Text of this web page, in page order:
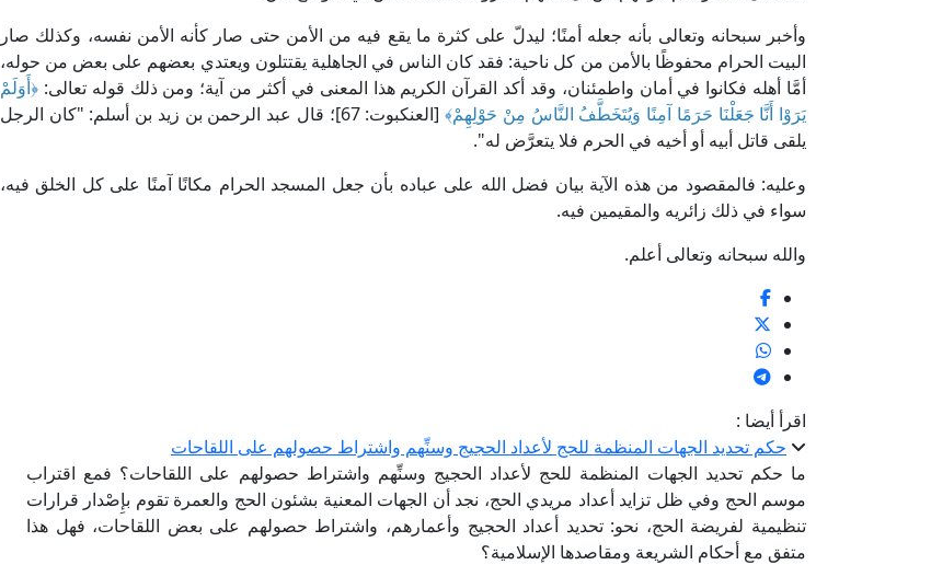
وأخبر سبحانه وتعالى بأنه جعله أمنًا؛ ليدلّ على كثرة ما يقع فيه من الأمن حتى صار كأنه الأمن نفسه، وكذلك صار
البيت الحرام محفوظًا بالأمن من كل ناحية: فقد كان الناس في الجاهلية يقتتلون ويعتدي بعضهم على بعض من حوله،
أمَّا أهله فكانوا في أمان واطمئنان، وقد أكد القرآن الكريم هذا المعنى في أكثر من آية؛ ومن ذلك قوله تعالى: ﴿أَوَلَمْ
يَرَوْا أَنَّا جَعَلْنَا حَرَمًا آمِنًا وَيُتَخَطَّفُ النَّاسُ مِنْ حَوْلِهِمْ﴾
[العنكبوت: 67]؛ قال عبد الرحمن بن زيد بن أسلم: "كان الرجل
يلقى قاتل أبيه أو أخيه في الحرم فلا يتعرَّض له".
وعليه: فالمقصود من هذه الآية بيان فضل الله على عباده بأن جعل المسجد الحرام مكانًا آمنًا على كل الخلق فيه،
سواء في ذلك زائريه والمقيمين فيه.
والله سبحانه وتعالى أعلم.
اقرأ أيضا :
حكم تحديد الجهات المنظمة للحج لأعداد الحجيج وسنِّهم واشتراط حصولهم على اللقاحات
ما حكم تحديد الجهات المنظمة للحج لأعداد الحجيج وسنِّهم واشتراط حصولهم على اللقاحات؟ فمع اقتراب
موسم الحج وفي ظل تزايد أعداد مريدي الحج، نجد أن الجهات المعنية بشئون الحج والعمرة تقوم بإِصْدار قرارات
تنظيمية لفريضة الحج، نحو: تحديد أعداد الحجيج وأعمارهم، واشتراط حصولهم على بعض اللقاحات، فهل هذا
متفق مع أحكام الشريعة ومقاصدها الإسلامية؟